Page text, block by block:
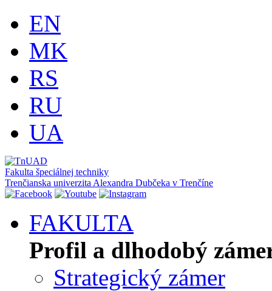
EN
MK
RS
RU
UA
Fakulta špeciálnej techniky
Trenčianska univerzita Alexandra Dubčeka v Trenčíne
FAKULTA
Profil a dlhodobý
Strategický zámer